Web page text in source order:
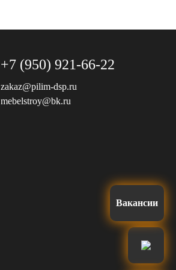
+7 (950) 921-66-22
zakaz@pilim-dsp.ru
mebelstroy@bk.ru
Вакансии